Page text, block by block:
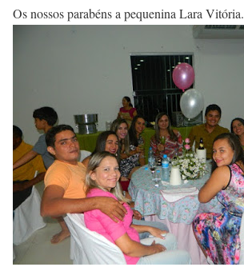
Os nossos parabéns a pequenina Lara Vitória.